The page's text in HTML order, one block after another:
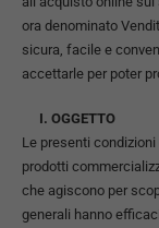
ora denominato
sicura, facile e
accettarle per poter
I. OGGETTO
Le presenti
prodotti
che agiscono per
generali hanno